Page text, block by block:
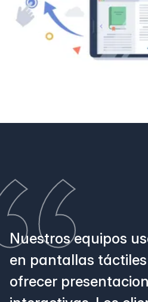
Nuestros equipos
en pantallas
ofrecer